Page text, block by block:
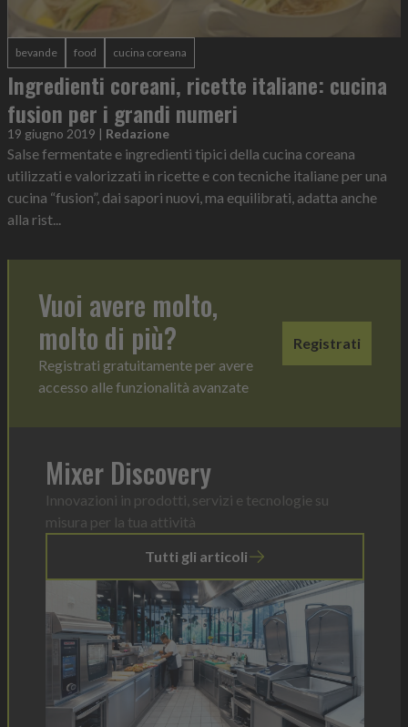
bevande food cucina coreana
Ingredienti coreani, ricette italiane: cucina
fusion per i grandi numeri
19 giugno 2019 | Redazione
Salse fermentate e ingredienti tipici della cucina coreana
utilizzati e valorizzati in ricette e con tecniche italiane per una
cucina “fusion”, dai sapori nuovi, ma equilibrati, adatta anche
alla rist...
Vuoi avere molto,
molto di più?
Registrati gratuitamente per avere
accesso alle funzionalità avanzate
Registrati
Mixer Discovery
Innovazioni in prodotti, servizi e tecnologie su
misura per la tua attività
Tutti gli articoli